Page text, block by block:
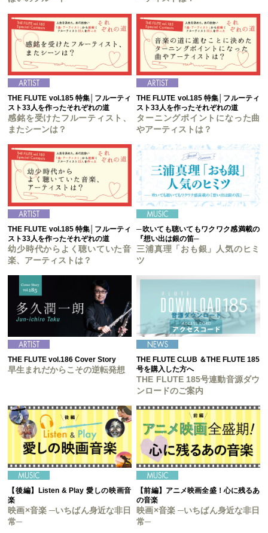
THE FLUTE vol.185 特集│フルーティ
スト33人を作ったそれぞれの道
感銘を受けたフルーティスト、
またシーンは？
THE FLUTE vol.185 特集│フルーティ
スト33人を作ったそれぞれの道
ターニングポイントになった曲
やアーティストは？
THE FLUTE vol.185 特集│フルーティ
スト33人を作ったそれぞれの道
幼少時代からよく聴いていた音
楽、アーティストは？
─吹いても聴いてもワクワク感満載の
『想い出は銀の笛─
三浦真理「おも銀」人気のヒミ
ツ
THE FLUTE vol.186 Cover Story
早生まれだからこその逆転発想
THE FLUTE CLUB ＆THE FLUTE 185
号を購入した方へ
THE FLUTE 185号連動音源ダウ
ンロードのご案内
【後編】Listen & Play 愛しの映画音
楽
映画×音楽 ─いちばん身近な非日
常─
【前編】アニメ映画全盛！心に残るあ
の音楽
映画×音楽 ─いちばん身近な非日
常─